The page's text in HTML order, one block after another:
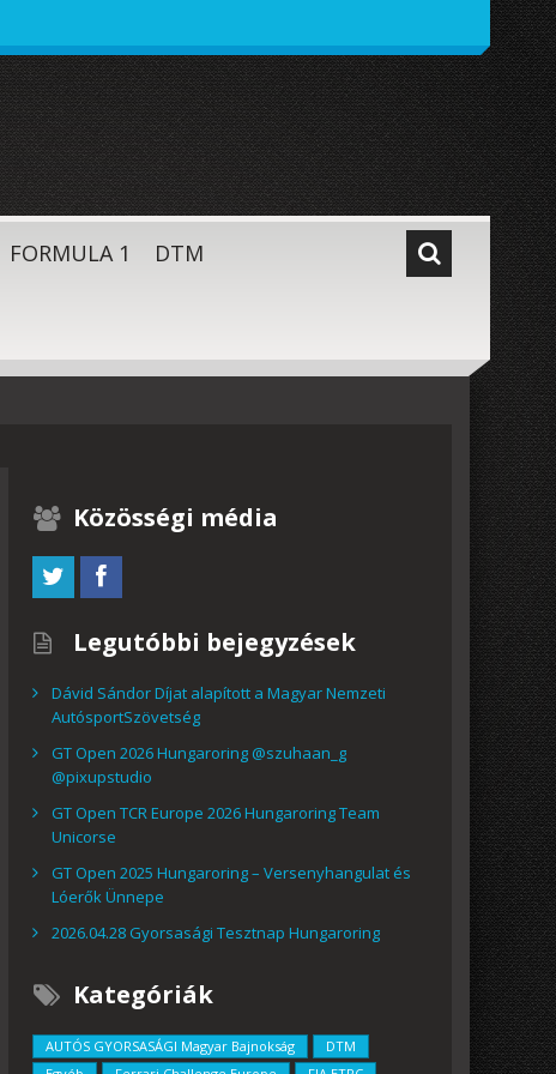
FORMULA 1 DTM
Közösségi média
Legutóbbi bejegyzések
Dávid Sándor Díjat alapított a Magyar Nemzeti
AutósportSzövetség
GT Open 2026 Hungaroring @szuhaan_g
@pixupstudio
GT Open TCR Europe 2026 Hungaroring Team
Unicorse
GT Open 2025 Hungaroring – Versenyhangulat és
Lóerők Ünnepe
2026.04.28 Gyorsasági Tesztnap Hungaroring
Kategóriák
AUTÓS GYORSASÁGI Magyar Bajnokság
DTM